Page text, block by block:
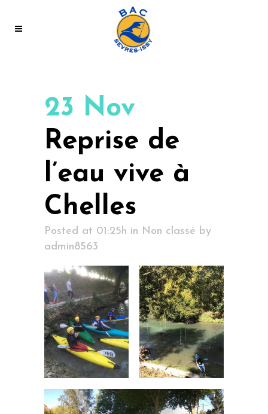
23 Nov
Reprise de
l’eau vive à
Chelles
Posted at 01:25h in Non classé by
admin8563